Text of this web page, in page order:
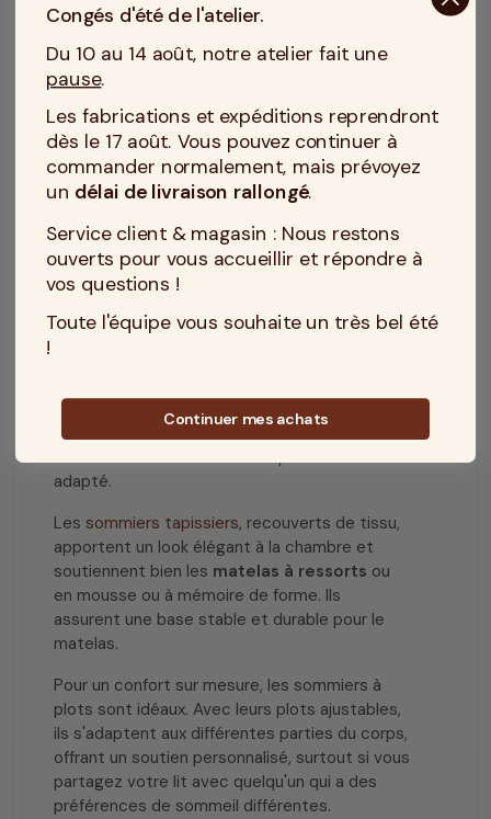
sommier .
LES DIFFÉRENTS TYPES DE
SOMMIERS
Quand on choisit un sommier, il est important
de penser à son confort et à la longévité de
son matelas.
pour garder le matelas frais. Parfaits pour les
matelas en latex
tout en étant assez flexibles pour un confort
adapté.
Les sommiers tapissiers, recouverts de tissu,
apportent un look élégant à la chambre et
soutiennent bien les matelas à ressorts ou
en mousse ou à mémoire de forme. Ils
assurent une base stable et durable pour le
matelas.
Pour un confort sur mesure, les sommiers à
plots sont idéaux. Avec leurs plots ajustables,
ils s'adaptent aux différentes parties du corps,
offrant un soutien personnalisé, surtout si vous
partagez votre lit avec quelqu'un qui a des
préférences de sommeil différentes.
Congés d'été de l'atelier.
Du 10 au 14 août, notre atelier fait une
pause.
Les fabrications et expéditions reprendront
dès le 17 août. Vous pouvez continuer à
commander normalement, mais prévoyez
un délai de livraison rallongé.
Service client & magasin : Nous restons
ouverts pour vous accueillir et répondre à
vos questions !
Toute l'équipe vous souhaite un très bel été
!
Continuer mes achats